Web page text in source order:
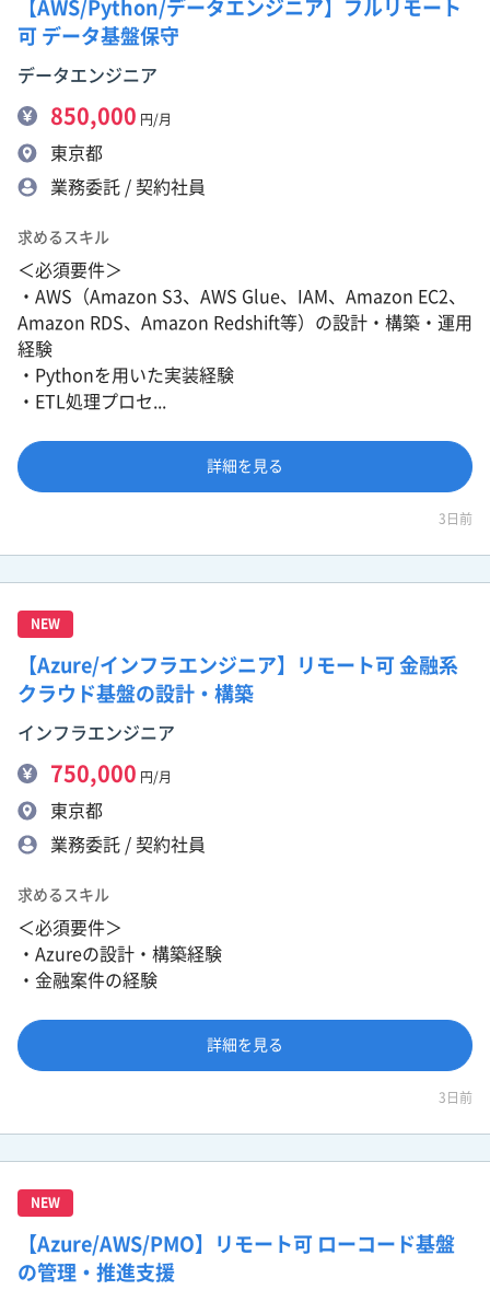
【AWS/Python/データエンジニア】フルリモート
可 データ基盤保守
データエンジニア
850,000 円/月
東京都
業務委託 / 契約社員
求めるスキル
＜必須要件＞
・AWS（Amazon S3、AWS Glue、IAM、Amazon EC2、
Amazon RDS、Amazon Redshift等）の設計・構築・運用
経験
・Pythonを用いた実装経験
・ETL処理プロセ...
詳細を見る
3日前
NEW
【Azure/インフラエンジニア】リモート可 金融系
クラウド基盤の設計・構築
インフラエンジニア
750,000 円/月
東京都
業務委託 / 契約社員
求めるスキル
＜必須要件＞
・Azureの設計・構築経験
・金融案件の経験
詳細を見る
3日前
NEW
【Azure/AWS/PMO】リモート可 ローコード基盤
の管理・推進支援